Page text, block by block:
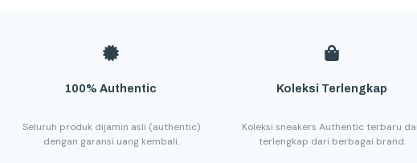
100% Authentic
Seluruh produk dijamin asli (authentic)
dengan garansi uang kembali.
Koleksi Terlengkap
Koleksi sneakers Authentic terbaru
terlengkap dari berbagai brand.